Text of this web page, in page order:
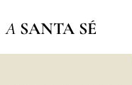
A SANTA SÉ